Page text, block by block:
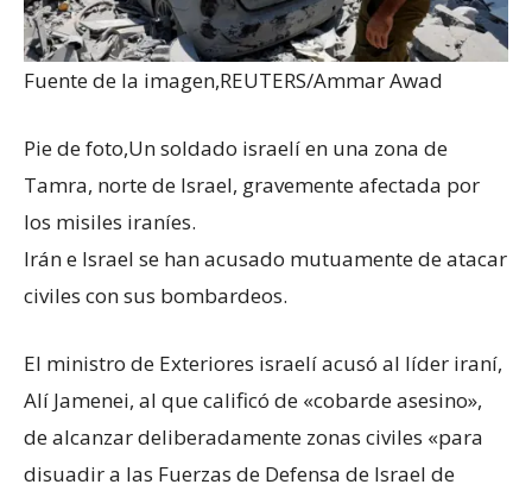
Fuente de la imagen,REUTERS/Ammar Awad
Pie de foto,Un soldado israelí en una zona de
Tamra, norte de Israel, gravemente afectada por
los misiles iraníes.
Irán e Israel se han acusado mutuamente de atacar
civiles con sus bombardeos.
El ministro de Exteriores israelí acusó al líder iraní,
Alí Jamenei, al que calificó de «cobarde asesino»,
de alcanzar deliberadamente zonas civiles «para
disuadir a las Fuerzas de Defensa de Israel de